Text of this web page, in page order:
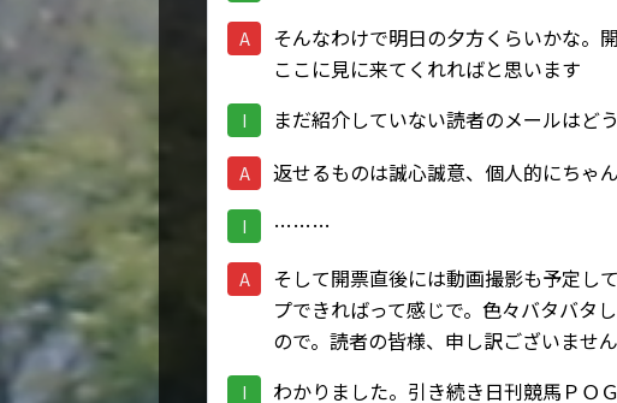
A
そんなわけで明日の夕方くらいかな。
ここに見に来てくれればと思います
I まだ紹介していない読者のメールはど
A 返せるものは誠心誠意、個人的にちゃ
I ………
A
そして開票直後には動画撮影も予定し
プできればって感じで。色々バタバタ
ので。読者の皆様、申し訳ございません
I
わかりました。引き続き日刊競馬ＰＯ